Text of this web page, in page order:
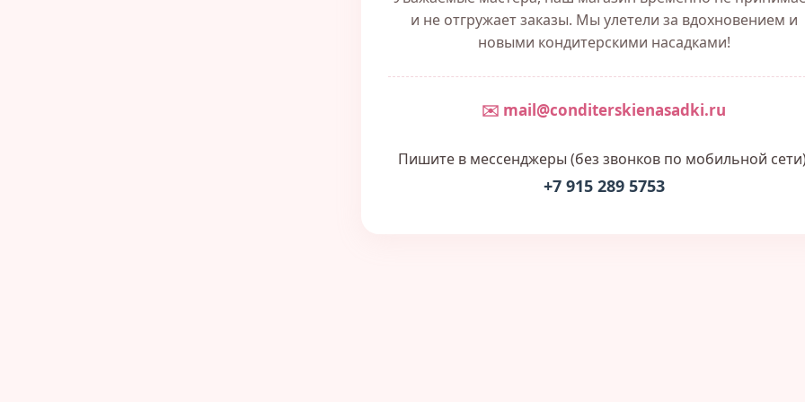
и не отгружает заказы. Мы улетели за вдохновением и
новыми кондитерскими насадками!
✉️ mail@conditerskienasadki.ru
Пишите в мессенджеры (без звонков по мобильной
+7 915 289 5753